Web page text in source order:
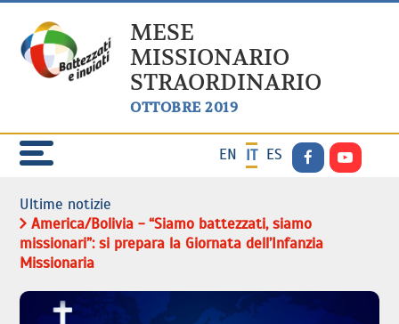
MESE
MISSIONARIO
STRAORDINARIO
OTTOBRE 2019
EN IT ES
Ultime notizie
America/Bolivia - “Siamo battezzati, siamo
missionari”: si prepara la Giornata dell’Infanzia
Missionaria